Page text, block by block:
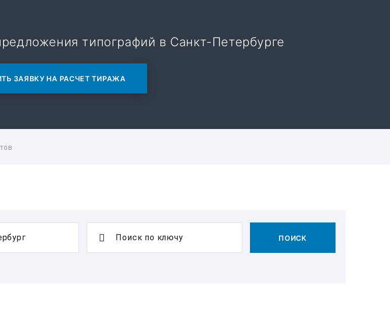
типографий в Санкт-Петербурге
ЗАЯВКУ НА РАСЧЕТ ТИРАЖА
Поиск по ключу ПОИСК